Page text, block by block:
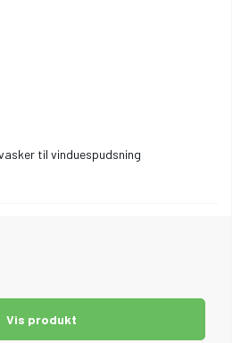
til vinduespudsning
Vis produkt